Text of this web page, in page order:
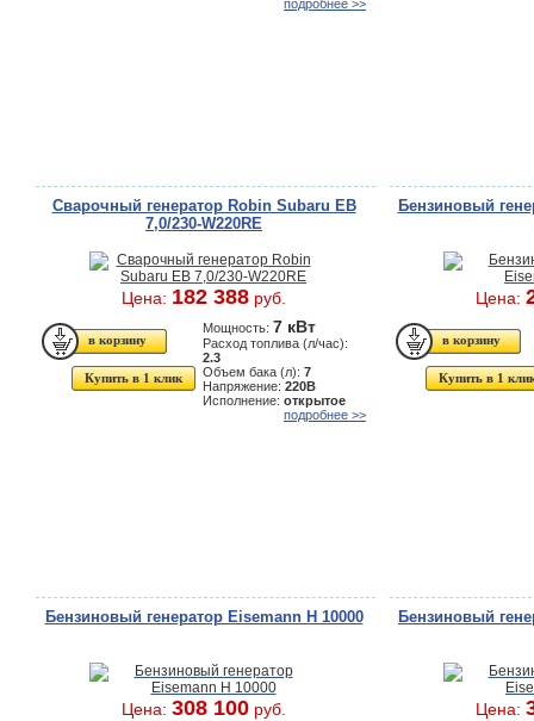
подробнее >>
Сварочный генератор Robin Subaru EB
7,0/230-W220RE
Цена: 182 388 руб.
Купить в 1 клик
Мощность: 7 кВт
Расход топлива (л/час):
2.3
Объем бака (л): 7
Напряжение: 220В
Исполнение: открытое
подробнее >>
Бензиновый
Цена:
Купить в 1
Бензиновый генератор Eisemann H 10000
Цена: 308 100 руб.
Бензиновый
Цена: